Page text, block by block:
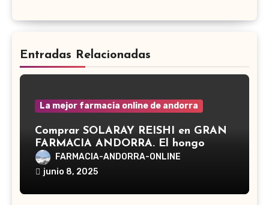
Entradas Relacionadas
La mejor farmacia online de andorra
Comprar SOLARAY REISHI en GRAN
FARMACIA ANDORRA. El hongo
Reishi, cuyo nombre científico es
Ganoderma lucidum, es un hongo
en la medicina tradicional asiática
FARMACIA-ANDORRA-ONLINE
junio 8, 2025